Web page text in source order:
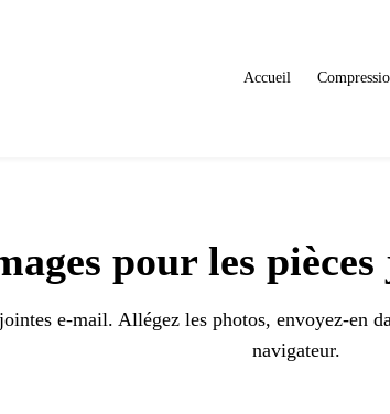
Accueil
pour les
e-mail. Allégez les photos, envoyez-en
navigateur.